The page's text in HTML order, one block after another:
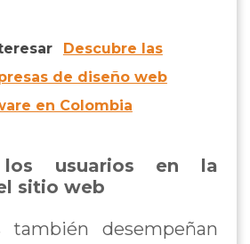
Descubre las
de diseño web
en Colombia
usuarios en la
sitio web
también desempeñan